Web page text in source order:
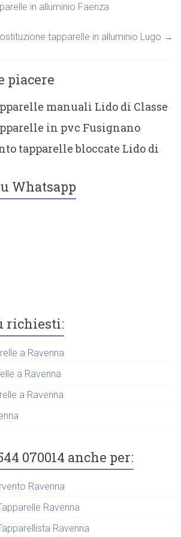
in alluminio Faenza
tapparelle in alluminio Lugo →
piacere
manuali Lido di Classe
in pvc Fusignano
tapparelle bloccate Lido di
Whatsapp
richiesti:
a Ravenna
a Ravenna
a Ravenna
070014 anche per:
Ravenna
Ravenna
Ravenna